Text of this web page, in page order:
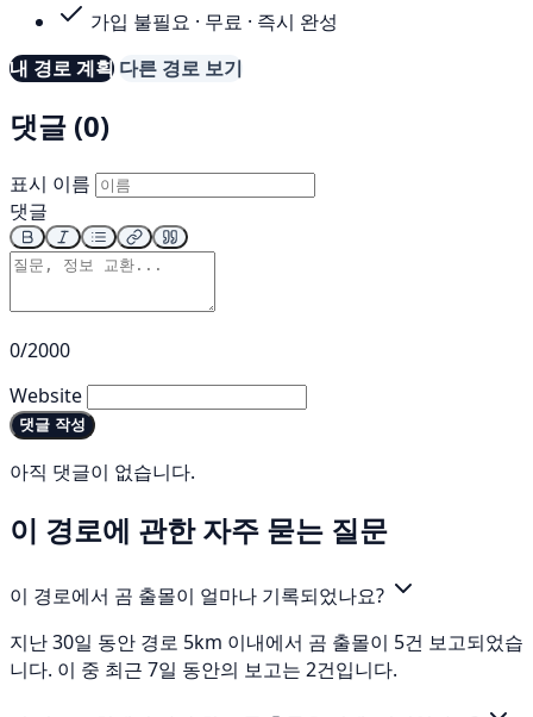
가입 불필요 · 무료 · 즉시 완성
내 경로 계획 다른 경로 보기
댓글 (0)
표시 이름
댓글
0/2000
Website
댓글 작성
아직 댓글이 없습니다.
이 경로에 관한 자주 묻는 질문
이 경로에서 곰 출몰이 얼마나 기록되었나요?
지난 30일 동안 경로 5km 이내에서 곰 출몰이 5건 보고되었습
니다. 이 중 최근 7일 동안의 보고는 2건입니다.